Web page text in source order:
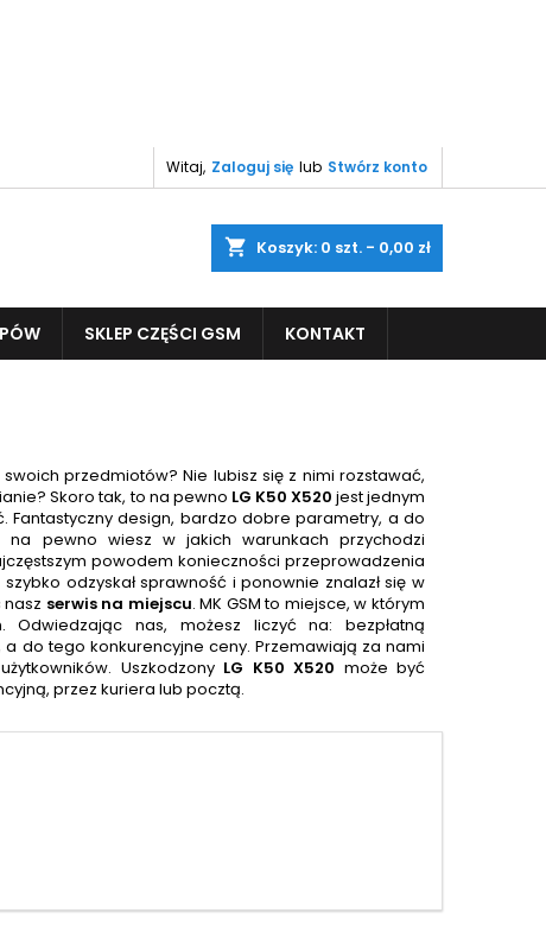
Witaj, Zaloguj się lub Stwórz konto
shopping_cart Koszyk: 0 szt. - 0,00 zł
SKLEP CZĘŚCI GSM KONTAKT
przedmiotów? Nie lubisz się z nimi rozstawać,
Skoro tak, to na pewno LG K50 X520 jest jednym
Fantastyczny design, bardzo dobre parametry, a do
na pewno wiesz w jakich warunkach przychodzi
powodem konieczności przeprowadzenia
szybko odzyskał sprawność i ponownie znalazł się w
serwis na miejscu. MK GSM to miejsce, w którym
nas, możesz liczyć na: bezpłatną
a do tego konkurencyjne ceny. Przemawiają za nami
Uszkodzony LG K50 X520 może być
przez kuriera lub pocztą.